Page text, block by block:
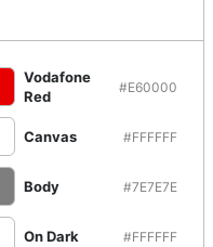
Vodafone
Red
#E60000
Canvas #FFFFFF
Body #7E7E7E
On Dark #FFFFFF